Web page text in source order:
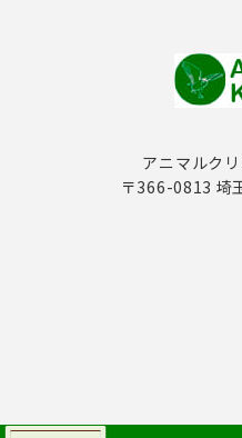
アニマルク
〒366-0813 埼